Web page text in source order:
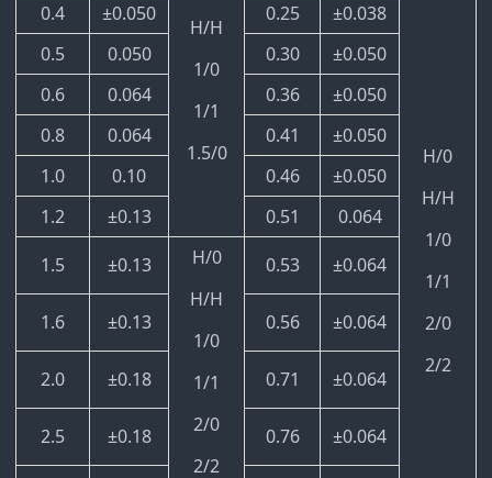
H/H
1/0
1/1
1.5/0
H/0
H/H
1/0
1/1
2/0
2/2
0.4
±0.050 0.25
±0.038
0.5
0.050 0.30
±0.050
0.6
0.064 0.36
±0.050
0.8
0.064 0.41
±0.050
1.0
0.10 0.46
±0.050
1.2
±0.13 0.51
0.064
1.5
±0.13
H/0
H/H
1/0
1/1
2/0
2/2
0.53 ±0.064
1.6 ±0.13 0.56 ±0.064
2.0 ±0.18 0.71 ±0.064
2.5 ±0.18 0.76 ±0.064